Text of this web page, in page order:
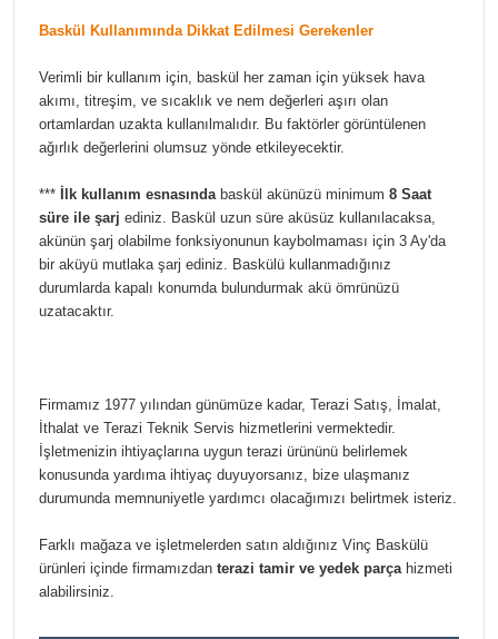
Baskül Kullanımında Dikkat Edilmesi Gerekenler
Verimli bir kullanım için, baskül her zaman için yüksek hava
akımı, titreşim, ve sıcaklık ve nem değerleri aşırı olan
ortamlardan uzakta kullanılmalıdır. Bu faktörler görüntülenen
ağırlık değerlerini olumsuz yönde etkileyecektir.
*** İlk kullanım esnasında baskül akünüzü minimum 8 Saat
süre ile şarj ediniz. Baskül uzun süre aküsüz kullanılacaksa,
akünün şarj olabilme fonksiyonunun kaybolmaması için 3 Ay'da
bir aküyü mutlaka şarj ediniz. Baskülü kullanmadığınız
durumlarda kapalı konumda bulundurmak akü ömrünüzü
uzatacaktır.
Firmamız 1977 yılından günümüze kadar, Terazi Satış, İmalat,
İthalat ve Terazi Teknik Servis hizmetlerini vermektedir.
İşletmenizin ihtiyaçlarına uygun terazi ürününü belirlemek
konusunda yardıma ihtiyaç duyuyorsanız, bize ulaşmanız
durumunda memnuniyetle yardımcı olacağımızı belirtmek isteriz.
Farklı mağaza ve işletmelerden satın aldığınız Vinç Baskülü
ürünleri içinde firmamızdan terazi tamir ve yedek parça hizmeti
alabilirsiniz.